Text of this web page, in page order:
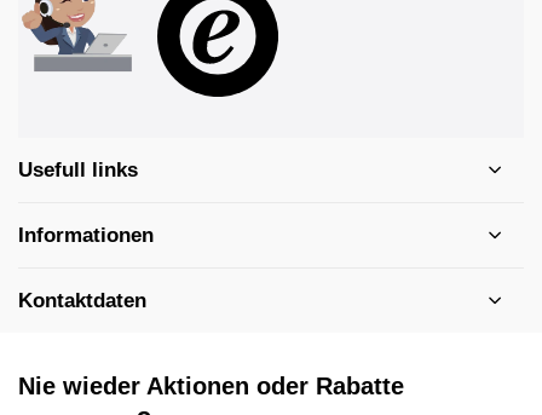
Usefull links
Informationen
Kontaktdaten
Nie wieder Aktionen oder Rabatte